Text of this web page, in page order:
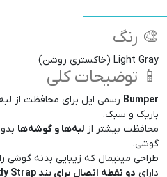
🎨 رنگ
Light Gray (خاکستری روشن)
📱 توضیحات کلی
Bumper
باریک و سبک.
محافظت بیشتر از لبه‌ها و گوشه‌ها
گوشی.
طراحی مینیمال که زیبایی بدنه گوشی
دارای دو نقطه اتصال برای بند Crossbody Strap